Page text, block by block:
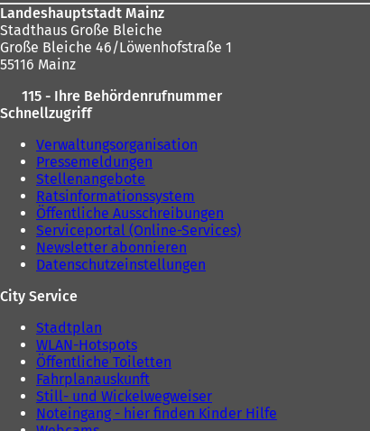
Landeshauptstadt Mainz
Stadthaus Große Bleiche
Große Bleiche 46/Löwenhofstraße 1
55116 Mainz
115 - Ihre Behördenrufnummer
Schnellzugriff
Verwaltungsorganisation
Pressemeldungen
Stellenangebote
Ratsinformationssystem
Öffentliche Ausschreibungen
Serviceportal (Online-Services)
Newsletter abonnieren
Datenschutzeinstellungen
City Service
Stadtplan
WLAN-Hotspots
Öffentliche Toiletten
Fahrplanauskunft
Still- und Wickelwegweiser
Noteingang - hier finden Kinder Hilfe